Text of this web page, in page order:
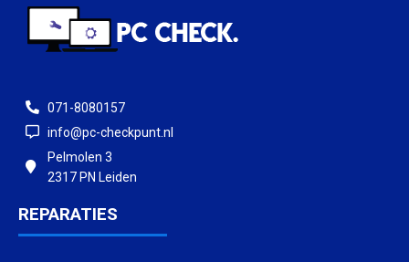
071-8080157
info@pc-checkpunt.nl
Pelmolen 3
2317 PN Leiden
REPARATIES